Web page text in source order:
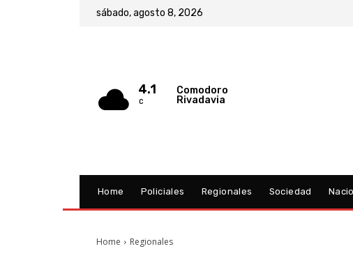
sábado, agosto 8, 2026
4.1
C
Comodoro
Rivadavia
Home Policiales Regionales Sociedad
Home Regionales